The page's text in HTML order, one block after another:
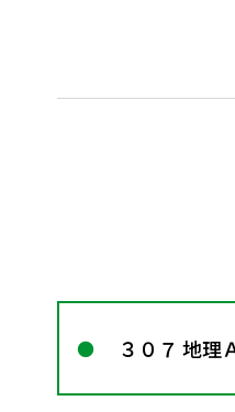
３０７ 地理